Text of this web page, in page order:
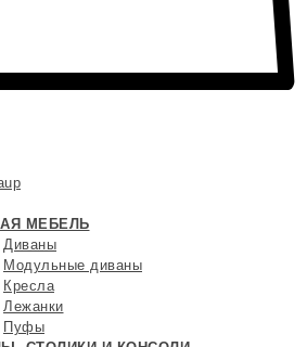
МЕБЕЛЬ
Диваны
Модульные диваны
Кресла
Лежанки
Пуфы